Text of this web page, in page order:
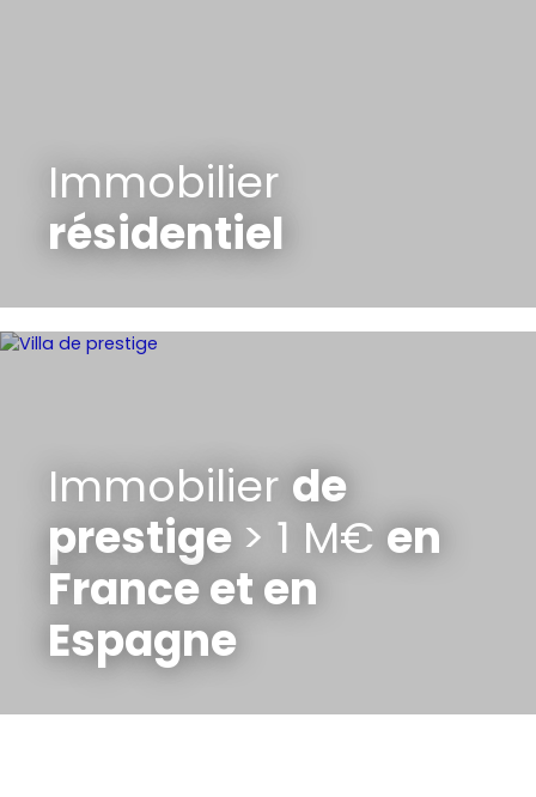
Immobilier
résidentiel
Immobilier de
prestige > 1 M€ en
France et en
Espagne